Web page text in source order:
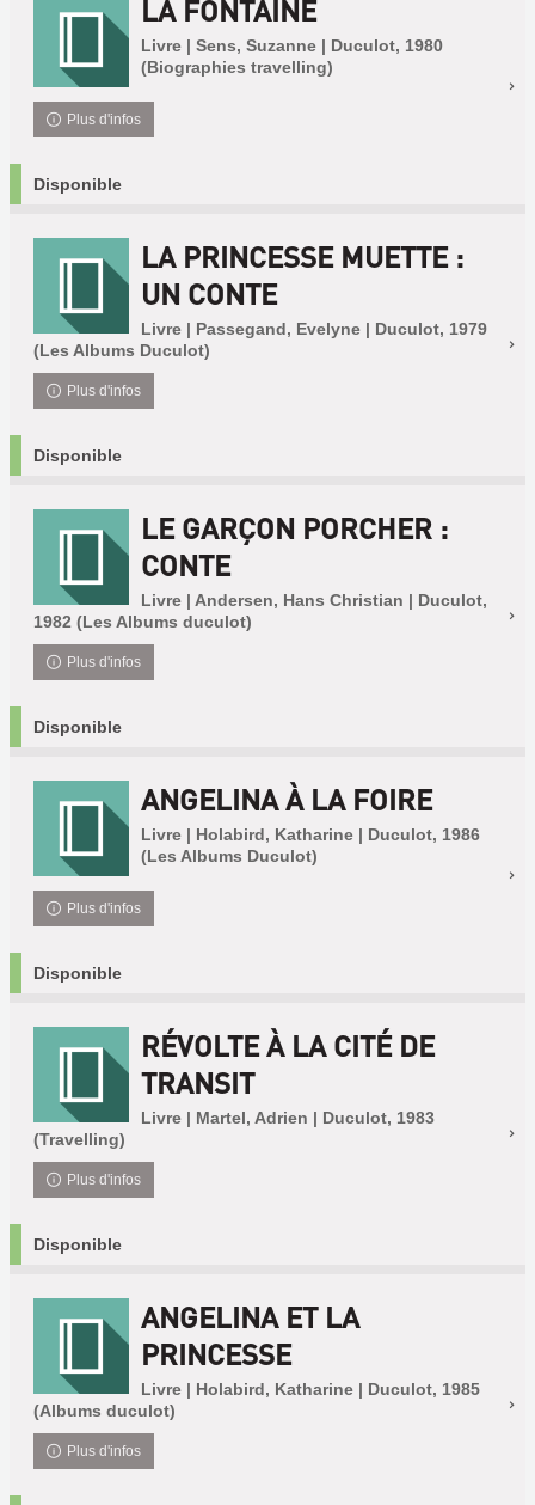
LA FONTAINE
Livre | Sens, Suzanne | Duculot, 1980
(Biographies travelling)
Plus d'infos
Disponible
LA PRINCESSE MUETTE :
UN CONTE
Livre | Passegand, Evelyne | Duculot, 1979
(Les Albums Duculot)
Plus d'infos
Disponible
LE GARÇON PORCHER :
CONTE
Livre | Andersen, Hans Christian | Duculot,
1982 (Les Albums duculot)
Plus d'infos
Disponible
ANGELINA À LA FOIRE
Livre | Holabird, Katharine | Duculot, 1986
(Les Albums Duculot)
Plus d'infos
Disponible
RÉVOLTE À LA CITÉ DE
TRANSIT
Livre | Martel, Adrien | Duculot, 1983
(Travelling)
Plus d'infos
Disponible
ANGELINA ET LA
PRINCESSE
Livre | Holabird, Katharine | Duculot, 1985
(Albums duculot)
Plus d'infos